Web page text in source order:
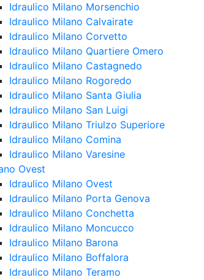
Idraulico Milano Morsenchio
Idraulico Milano Calvairate
Idraulico Milano Corvetto
Idraulico Milano Quartiere Omero
Idraulico Milano Castagnedo
Idraulico Milano Rogoredo
Idraulico Milano Santa Giulia
Idraulico Milano San Luigi
Idraulico Milano Triulzo Superiore
Idraulico Milano Comina
Idraulico Milano Varesine
Ovest
Idraulico Milano Ovest
Idraulico Milano Porta Genova
Idraulico Milano Conchetta
Idraulico Milano Moncucco
Idraulico Milano Barona
Idraulico Milano Boffalora
Idraulico Milano Teramo